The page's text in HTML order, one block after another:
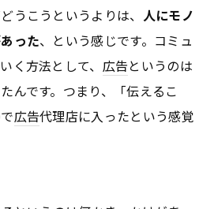
うこうというよりは、 人にモノ
った、という感じです。コミュ
く方法として、 広告というのは
んです。つまり、「伝えるこ
広告代理店に入ったという感覚